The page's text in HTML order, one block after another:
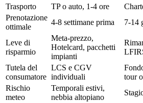
Trasporto
TP o auto, 1-4 ore
Prenotazione
ottimale
4-8 settimane prima 7-14
Leve di
risparmio
Meta-prezzo,
Hotelcard, pacchetti
impianti
Tutela del
consumatore
LCS e CGV
individuali
tour
Rischio
meteo
Temporali estivi,
nebbia altopiano